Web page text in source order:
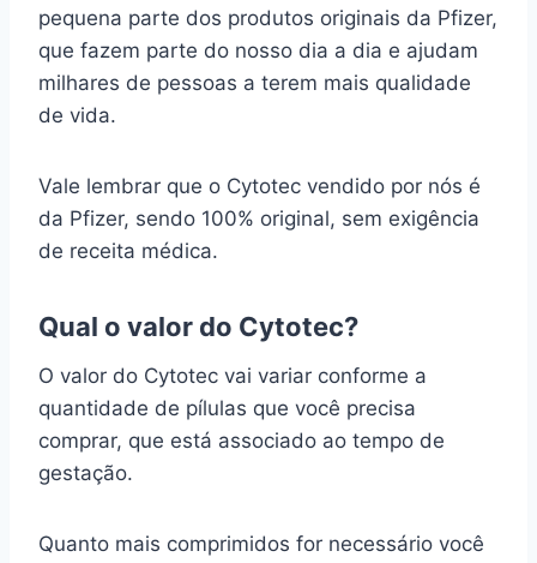
pequena parte dos produtos originais da Pfizer,
que fazem parte do nosso dia a dia e ajudam
milhares de pessoas a terem mais qualidade
de vida.
Vale lembrar que o Cytotec vendido por nós é
da Pfizer, sendo 100% original, sem exigência
de receita médica.
Qual o valor do Cytotec?
O valor do Cytotec vai variar conforme a
quantidade de pílulas que você precisa
comprar, que está associado ao tempo de
gestação.
Quanto mais comprimidos for necessário você